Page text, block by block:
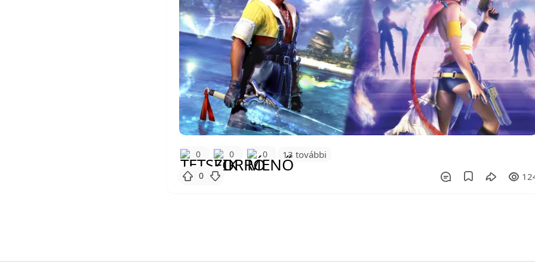
0 0 0 13 további
0